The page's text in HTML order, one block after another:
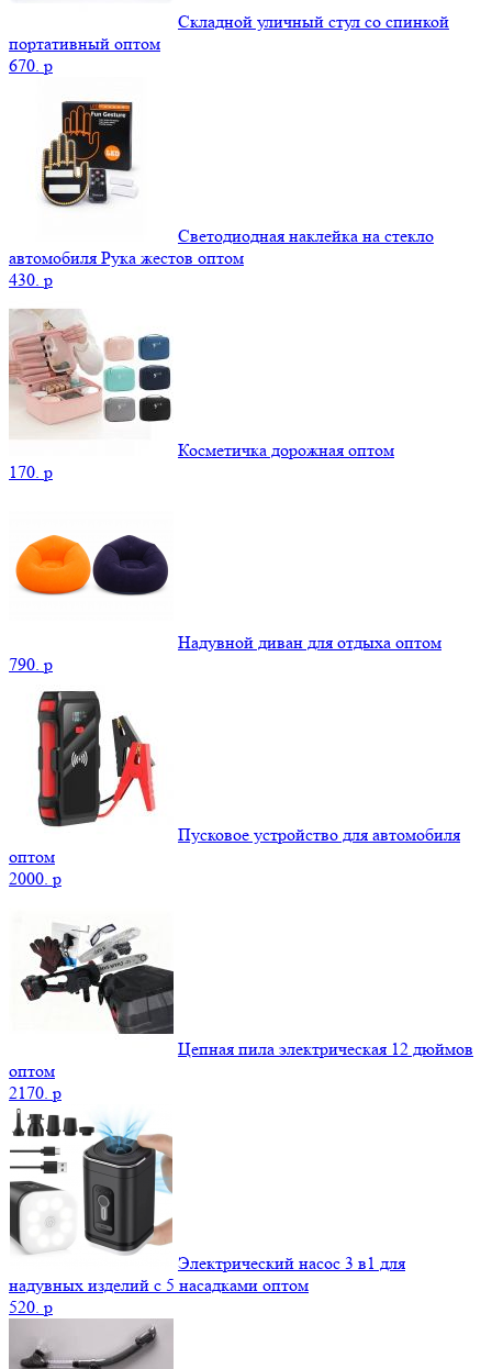
Складной уличный стул со спинкой
портативный оптом
670. p
Светодиодная наклейка на стекло
автомобиля Рука жестов оптом
430. p
Косметичка дорожная оптом
170. p
Надувной диван для отдыха оптом
790. p
Пусковое устройство для автомобиля
оптом
2000. p
Цепная пила электрическая 12 дюймов
оптом
2170. p
Электрический насос 3 в1 для
надувных изделий с 5 насадками оптом
520. p